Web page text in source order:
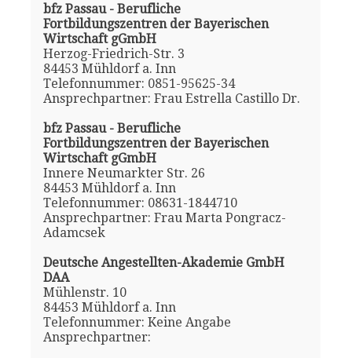
bfz Passau - Berufliche
Fortbildungszentren der Bayerischen
Wirtschaft gGmbH
Herzog-Friedrich-Str. 3
84453 Mühldorf a. Inn
Telefonnummer: 0851-95625-34
Ansprechpartner: Frau Estrella Castillo Dr.
bfz Passau - Berufliche
Fortbildungszentren der Bayerischen
Wirtschaft gGmbH
Innere Neumarkter Str. 26
84453 Mühldorf a. Inn
Telefonnummer: 08631-1844710
Ansprechpartner: Frau Marta Pongracz-
Adamcsek
Deutsche Angestellten-Akademie GmbH
DAA
Mühlenstr. 10
84453 Mühldorf a. Inn
Telefonnummer: Keine Angabe
Ansprechpartner: